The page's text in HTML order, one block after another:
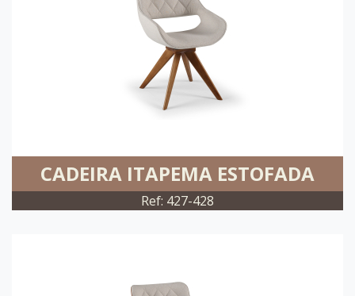
CADEIRA ITAPEMA ESTOFADA
Ref: 427-428